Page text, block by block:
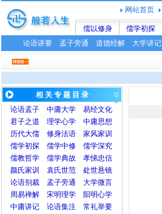
网站首页
儒以修身 儒学初探
论语讲要
孟子旁通 道德经解 大学讲记
相 关 专 题 目 录
论语孟子 中庸大学
易经文化
君子之道
理学心学
中庸思想
历代大儒
修身法语
家风家训
儒学初探
儒学中修
儒学深究
儒教哲学
儒学典故
孝悌忠信
颜氏家训
袁氏世范
处世悬镜
论语别裁
孟子旁通
大学微言
周易禅解
宋明理学
阳明心学
中庸讲记
论语集注
常礼举要